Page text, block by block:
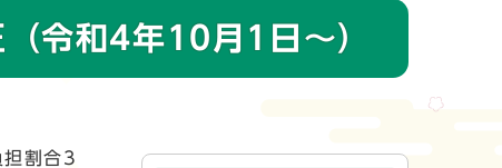
令和4年10月1日～）
割合3